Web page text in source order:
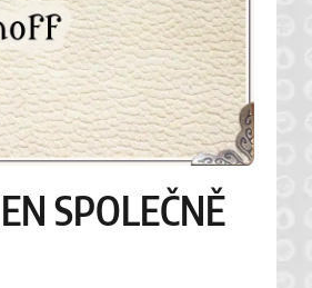
SPOLEČNĚ